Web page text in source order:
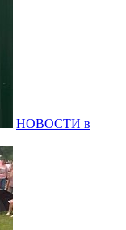
НОВОСТИ в